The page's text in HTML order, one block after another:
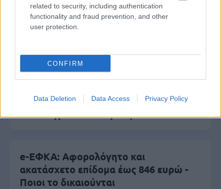
related to security, including authentication
functionality and fraud prevention, and other
user protection.
CONFIRM
Data Deletion Data Access Privacy Policy
ΑΣΕΠ: Δύο νέοι γραπτοί διαγωνισμοί
Μουσείο Ηρακλείου χωρίς πτυχίο -
Πότε λήγουν οι αιτήσεις
e-ΕΦΚΑ: Αφορολόγητο και
ακατάσχετο επίδομα έως 846 ευρώ -
Ποιοι το δικαιούνται